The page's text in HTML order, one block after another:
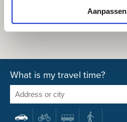
Aanpassen
What is my travel time?